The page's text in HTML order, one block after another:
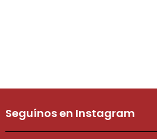
Seguínos en Instagram